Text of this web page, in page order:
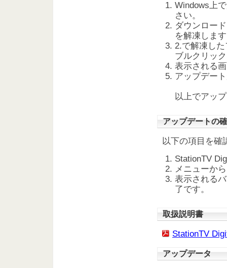
Windows上
さい。
ダウンロー
を解凍しま
2.で解凍し
ブルクリッ
表示される
アップデー
以上でアッ
アップデートの
以下の項目を確
StationTV
メニューか
表示される
了です。
取扱説明書
StationTV
アップデータ